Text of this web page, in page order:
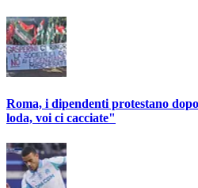
Roma, i dipendenti protestano
loda, voi ci cacciate"